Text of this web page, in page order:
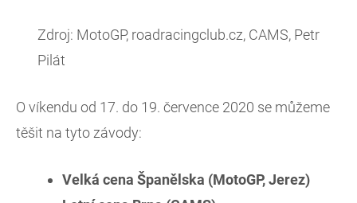
Zdroj: MotoGP, roadracingclub.cz, CAMS, Petr
Pilát
O víkendu od 17. do 19. července 2020 se můžeme
těšit na tyto závody:
Velká cena Španělska (MotoGP, Jerez)